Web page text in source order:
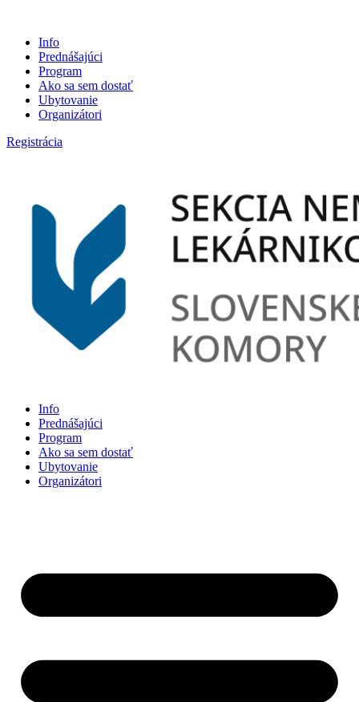
Info
Prednášajúci
Program
Ako sa sem dostať
Ubytovanie
Organizátori
Registrácia
Info
Prednášajúci
Program
Ako sa sem dostať
Ubytovanie
Organizátori